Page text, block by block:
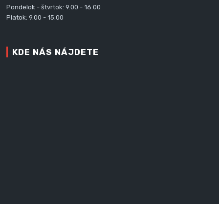
Pondelok - štvrtok: 9.00 - 16.00
Piatok: 9.00 - 15.00
KDE NÁS NÁJDETE